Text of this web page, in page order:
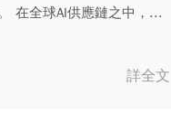
在全球AI供應鏈之中，...
詳全文